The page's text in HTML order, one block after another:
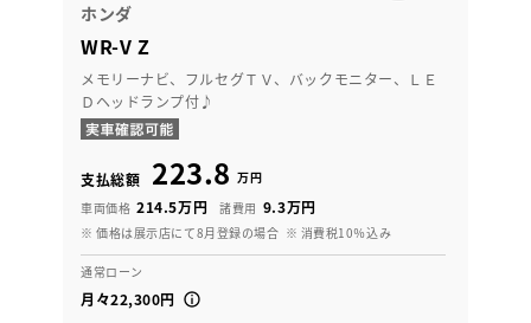
ホンダ
WR-V Z
メモリーナビ、フルセグＴＶ、バックモニター、ＬＥ
Ｄヘッドランプ付♪
支払総額 223.8 万円
車両価格 214.5万円 諸費用 9.3万円
※ 価格は展示店にて8月登録の場合 ※ 消費税10％込み
通常ローン
月々22,300円